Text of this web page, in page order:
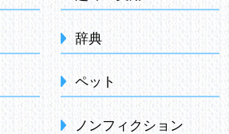
辞典
ペット
ノンフィクション